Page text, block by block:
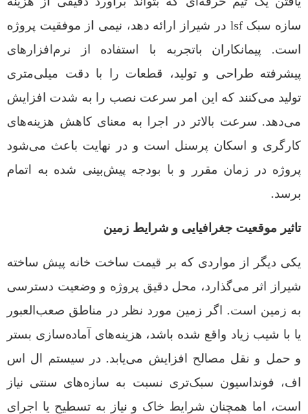
سازه سبک lsf در شیراز ارائه دهد، نیمی از موفقیت پروژه
است. پیمانکاران باتجربه با استفاده از نرم‌افزارهای
پیشرفته طراحی و تولید، قطعات را با دقت میلی‌متری
تولید می‌کنند که این امر سرعت نصب را به شدت افزایش
می‌دهد. سرعت بالاتر در اجرا به معنای کاهش هزینه‌های
کارگری و اسکان پرسنل است و در نهایت باعث می‌شود
پروژه در زمان مقرر و با بودجه پیش‌بینی شده به اتمام
برسد.
تاثیر موقعیت جغرافیایی و شرایط زمین
یکی دیگر از مواردی که بر قیمت ساخت خانه پیش ساخته
شیراز اثر می‌گذارد، محل دقیق پروژه و وضعیت دسترسی
به زمین است. اگر زمین مورد نظر در مناطق صعب‌العبور
یا با شیب زیاد واقع شده باشد، هزینه‌های آماده‌سازی بستر
و حمل و نقل مصالح افزایش می‌یابد. در سیستم ال اس
اف، فونداسیون سبک‌تری نسبت به سازه‌های سنتی نیاز
است، اما همچنان شرایط خاک و نیاز به تسطیح یا اجرای